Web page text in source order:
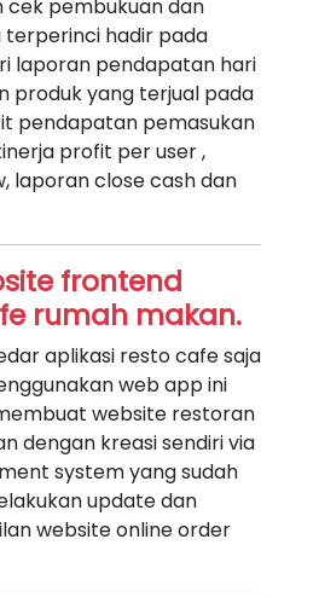
cek pembukuan dan
terperinci hadir pada
laporan pendapatan hari
produk yang terjual pada
pendapatan pemasukan
profit per user ,
laporan close cash dan
frontend
rumah makan.
aplikasi resto cafe saja
web app ini
website restoran
dengan kreasi sendiri via
system yang sudah
update dan
website online order